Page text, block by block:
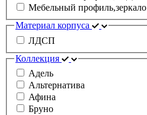
Мебельный профиль,зеркало
Материал корпуса
ЛДСП
Коллекция
Адель
Альтернатива
Афина
Бруно